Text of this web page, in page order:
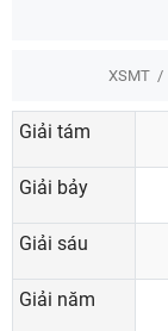
XSMT
Giải tám
Giải bảy
Giải sáu
Giải năm